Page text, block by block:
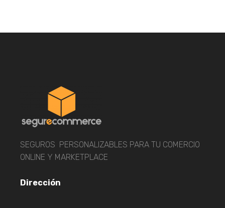
SEGUROS PERSONALIZABLES PARA TU COMERCIO
ONLINE Y MARKETPLACE
Dirección